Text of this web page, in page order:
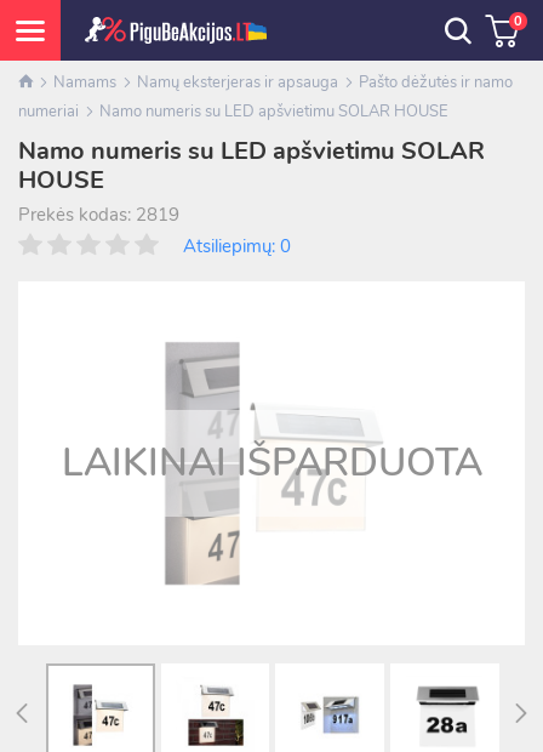
0
Namams Namų eksterjeras ir apsauga
Pašto dėžutės ir namo
numeriai
Namo numeris su LED apšvietimu SOLAR HOUSE
Namo numeris su LED apšvietimu SOLAR
HOUSE
Prekės kodas: 2819
Atsiliepimų: 0
LAIKINAI IŠPARDUOTA